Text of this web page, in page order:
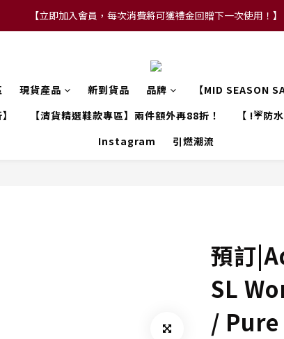
【FLASH SALE 兩件指定現貨產品即享88折】
【立即加入會員，每次消費將可獲禮金回贈下一次使用！】
現貨產品 新到貨品 品牌
【MID SEASON
【清貨精選鞋款專區】兩件額外再88折！ 【 !☔防
Instagram
引燃潮流
預訂
SL
/